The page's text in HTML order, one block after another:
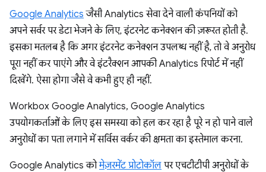
Google Analytics जैसी Analytics सेवा देने वाली कंपनियों को
अपने सर्वर पर डेटा भेजने के लिए, इंटरनेट कनेक्शन की ज़रूरत होती है.
इसका मतलब है कि अगर इंटरनेट कनेक्शन उपलब्ध नहीं है, तो वे अनुरोध
पूरा नहीं कर पाएंगे और वे इंटरैक्शन आपकी Analytics रिपोर्ट में नहीं
दिखेंगे. ऐसा होगा जैसे वे कभी हुए ही नहीं.
Workbox Google Analytics, Google Analytics
उपयोगकर्ताओं के लिए इस समस्या को हल कर रहा है पूरे न हो पाने वाले
अनुरोधों का पता लगाने में सर्विस वर्कर की क्षमता का इस्तेमाल करना.
Google Analytics कोमेज़रमेंट प्रोटोकॉल पर एचटीटीपी अनुरोधों के